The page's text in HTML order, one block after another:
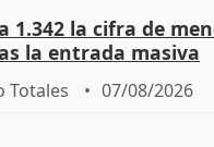
1.342 la cifra de
la entrada masiva
Totales 07/08/2026